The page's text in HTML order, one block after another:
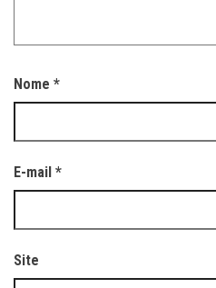
Nome *
E-mail *
Site